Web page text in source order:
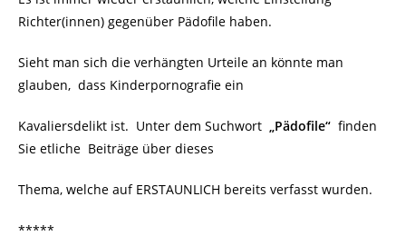
Richter(innen) gegenüber Pädofile haben.
Sieht man sich die verhängten Urteile an könnte man
glauben, dass Kinderpornografie ein
Kavaliersdelikt ist. Unter dem Suchwort „Pädofile“ finden
Sie etliche Beiträge über dieses
Thema, welche auf ERSTAUNLICH bereits verfasst wurden.
*****